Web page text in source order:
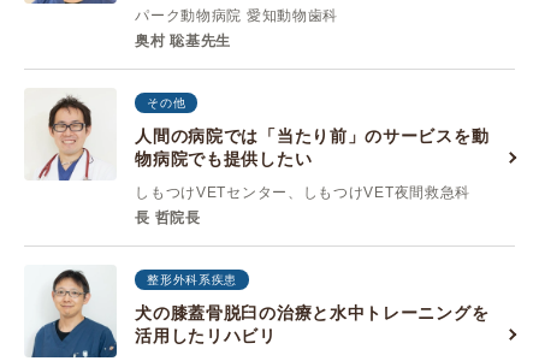
パーク動物病院 愛知動物歯科
奥村 聡基先生
その他
人間の病院では「当たり前」のサービスを動
物病院でも提供したい
しもつけVETセンター、しもつけVET夜間救急科
長 哲院長
整形外科系疾患
犬の膝蓋骨脱臼の治療と水中トレーニングを
活用したリハビリ